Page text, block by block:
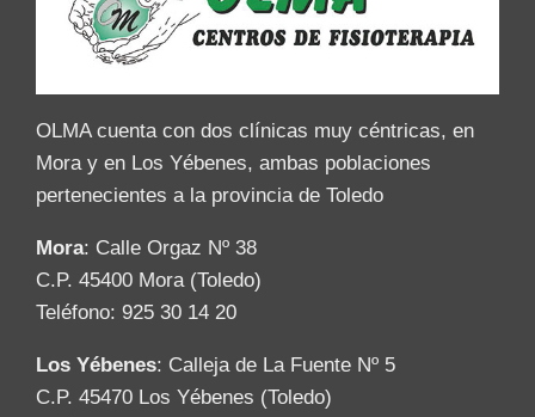
OLMA cuenta con dos clínicas muy céntricas, en
Mora y en Los Yébenes, ambas poblaciones
pertenecientes a la provincia de Toledo
Mora: Calle Orgaz Nº 38
C.P. 45400 Mora (Toledo)
Teléfono: 925 30 14 20
Los Yébenes: Calleja de La Fuente Nº 5
C.P. 45470 Los Yébenes (Toledo)